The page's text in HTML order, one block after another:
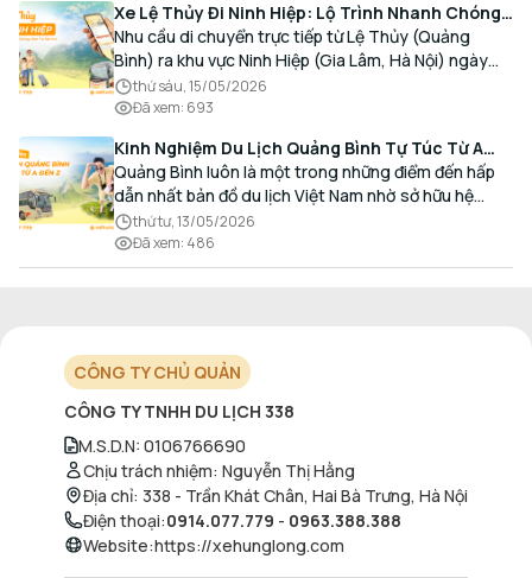
Xe Lệ Thủy Đi Ninh Hiệp: Lộ Trình Nhanh Chóng,
Đón Trả Tận Nơi
Nhu cầu di chuyển trực tiếp từ Lệ Thủy (Quảng
Bình) ra khu vực Ninh Hiệp (Gia Lâm, Hà Nội) ngày
càng gia tăng, đặc biệt đối với các hành khách có
nhu cầu giao thương, kinh doanh và mua sắm.
thứ sáu, 15/05/2026
Đã xem: 693
Kinh Nghiệm Du Lịch Quảng Bình Tự Túc Từ A
Đến Z Chi Tiết Nhất
Quảng Bình luôn là một trong những điểm đến hấp
dẫn nhất bản đồ du lịch Việt Nam nhờ sở hữu hệ
thống hang động kỳ vĩ, những bãi biển hoang sơ và
nét ẩm thực đậm đà bản sắc.
thứ tư, 13/05/2026
Đã xem: 486
CÔNG TY CHỦ QUẢN
CÔNG TY TNHH DU LỊCH 338
M.S.D.N: 0106766690
Chịu trách nhiệm: Nguyễn Thị Hằng
Địa chỉ: 338 - Trần Khát Chân, Hai Bà Trưng, Hà Nội
Điện thoại:0914.077.779 - 0963.388.388
Website:https://xehunglong.com